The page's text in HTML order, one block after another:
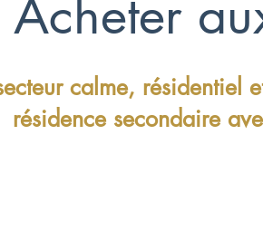
Acheter
calme, résidentiel
résidence secondaire